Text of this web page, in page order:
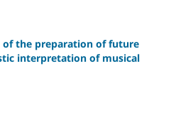
of the preparation of future
interpretation of musical